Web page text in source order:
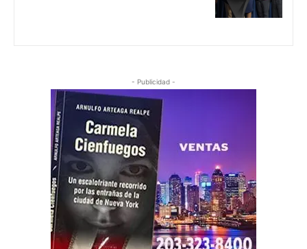
- Publicidad -